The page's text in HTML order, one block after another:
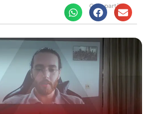
Compartilhe